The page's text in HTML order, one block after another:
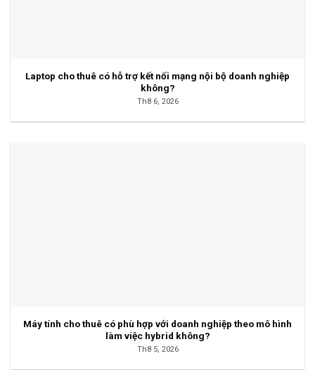
Laptop cho thuê có hỗ trợ kết nối mạng nội bộ doanh nghiệp
không?
Th8 6, 2026
Máy tính cho thuê có phù hợp với doanh nghiệp theo mô hình
làm việc hybrid không?
Th8 5, 2026